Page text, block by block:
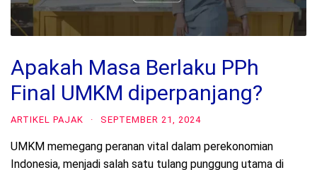
Apakah Masa Berlaku PPh
Final UMKM diperpanjang?
ARTIKEL PAJAK · SEPTEMBER 21, 2024
UMKM memegang peranan vital dalam perekonomian
Indonesia, menjadi salah satu tulang punggung utama di